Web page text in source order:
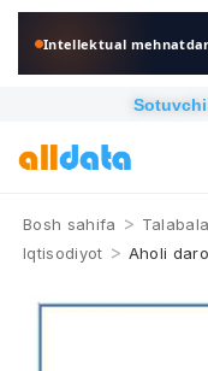
Intellektual
Bosh sahifa >
Iqtisodiyot > Aholi